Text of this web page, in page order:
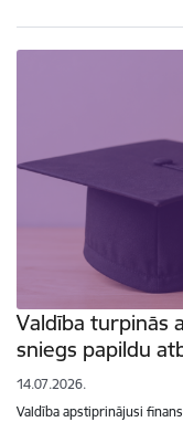
Valdība turpinās
sniegs papildu
14.07.2026.
Valdība apstiprinājusi